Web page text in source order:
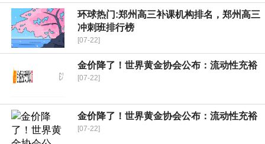
环球热门:郑州高三补课机构排名，郑州高三
冲刺班排行榜
[07-22]
金价降了！世界黄金协会公布：流动性充裕
[07-22]
金价降了！世界黄金协会公布：流动性充裕
[07-22]